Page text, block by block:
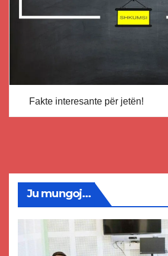
Fakte interesante për jetën!
Ju mungoj...